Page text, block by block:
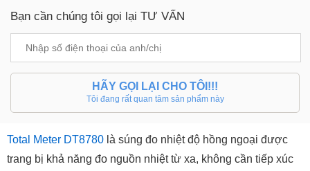
Bạn cần chúng tôi gọi lại TƯ VẤN
HÃY GỌI LẠI CHO TÔI!!!
Tôi đang rất quan tâm sản phẩm này
Total Meter DT8780 là súng đo nhiệt độ hồng ngoại được
trang bị khả năng đo nguồn nhiệt từ xa, không cần tiếp xúc